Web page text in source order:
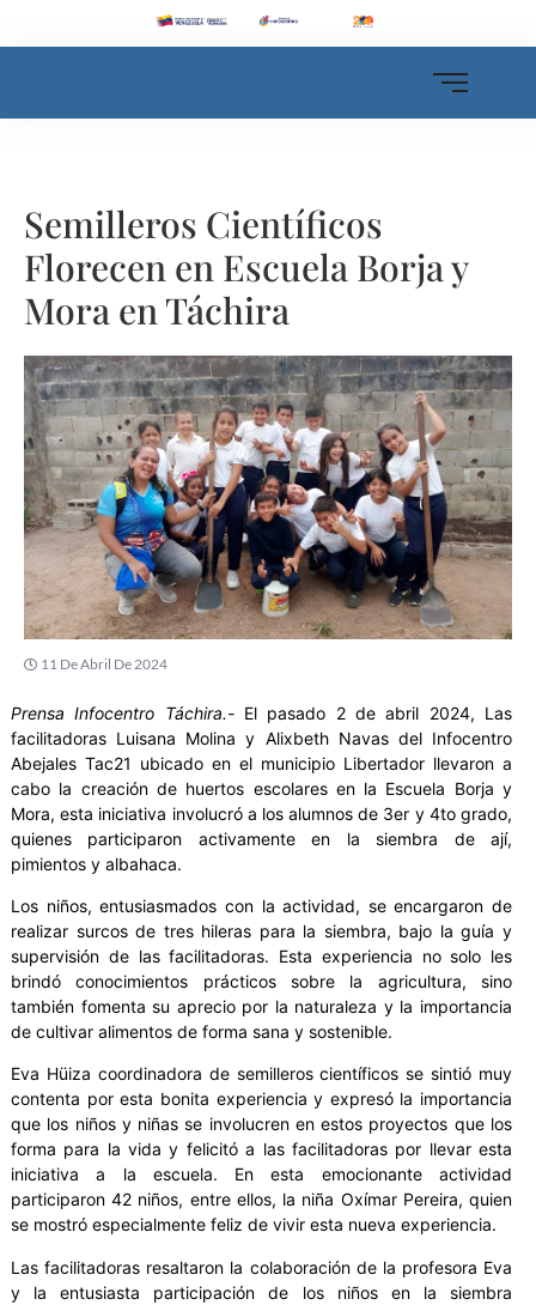
Semilleros Científicos
Florecen en Escuela Borja y
Mora en Táchira
11 De Abril De 2024
Prensa Infocentro Táchira.-El pasado 2 de abril 2024, Las
facilitadoras Luisana Molina y Alixbeth Navas del Infocentro
Abejales Tac21 ubicado en el municipio Libertador llevaron a
cabo la creación de huertos escolares en la Escuela Borja y
Mora, esta iniciativa involucró a los alumnos de 3er y 4to grado,
quienes participaron activamente en la siembra de ají,
pimientos y albahaca.
Los niños, entusiasmados con la actividad, se encargaron de
realizar surcos de tres hileras para la siembra, bajo la guía y
supervisión de las facilitadoras. Esta experiencia no solo les
brindó conocimientos prácticos sobre la agricultura, sino
también fomenta su aprecio por la naturaleza y la importancia
de cultivar alimentos de forma sana y sostenible.
Eva Hüiza coordinadora de semilleros científicos se sintió muy
contenta por esta bonita experiencia y expresó la importancia
que los niños y niñas se involucren en estos proyectos que los
forma para la vida y felicitó a las facilitadoras por llevar esta
iniciativa a la escuela. En esta emocionante actividad
participaron 42 niños, entre ellos, la niña Oxímar Pereira, quien
se mostró especialmente feliz de vivir esta nueva experiencia.
Las facilitadoras resaltaron la colaboración de la profesora Eva
y la entusiasta participación de los niños en la siembra